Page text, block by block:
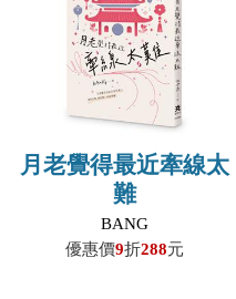
月老覺得最近牽線太
難
BANG
優惠價9折288元